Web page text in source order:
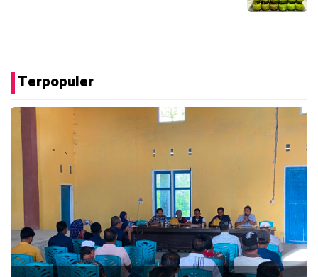
Terpopuler